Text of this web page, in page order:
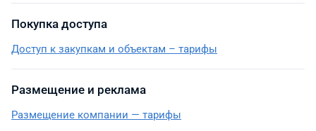
Покупка доступа
Доступ к закупкам и объектам – тарифы
Размещение и реклама
Размещение компании — тарифы